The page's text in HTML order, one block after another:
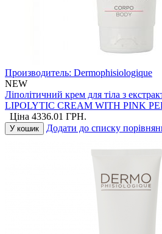
Производитель: Dermophisiologique
NEW
Ліполітичний крем для тіла з
LIPOLYTIC CREAM WITH PINK
Ціна 4336.01 ГРН.
У кошик Додати до списку